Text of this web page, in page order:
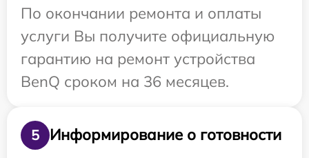
По окончании ремонта и оплаты
услуги Вы получите официальную
гарантию на ремонт устройства
BenQ сроком на 36 месяцев.
5
Информирование о готовности